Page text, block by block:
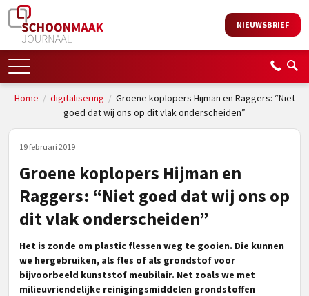
NIEUWSBRIEF
Home / digitalisering / Groene koplopers Hijman en Raggers: “Niet
goed dat wij ons op dit vlak onderscheiden”
19 februari 2019
Groene koplopers Hijman en
Raggers: “Niet goed dat wij ons op
dit vlak onderscheiden”
Het is zonde om plastic flessen weg te gooien. Die kunnen
we hergebruiken, als fles of als grondstof voor
bijvoorbeeld kunststof meubilair. Net zoals we met
milieuvriendelijke reinigingsmiddelen grondstoffen